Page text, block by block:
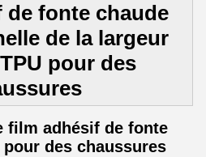
de fonte chaude
de la largeur
pour des
film adhésif de fonte
pour des chaussures